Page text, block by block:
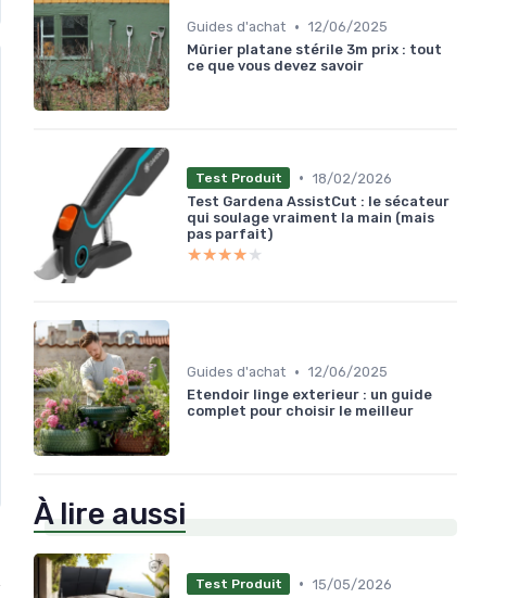
Guides d'achat • 12/06/2025
Mûrier platane stérile 3m prix : tout
ce que vous devez savoir
Test Produit • 18/02/2026
Test Gardena AssistCut : le sécateur
qui soulage vraiment la main (mais
pas parfait)
★★★★★
★★★★★
Guides d'achat • 12/06/2025
Etendoir linge exterieur : un guide
complet pour choisir le meilleur
À lire aussi
Test Produit • 15/05/2026